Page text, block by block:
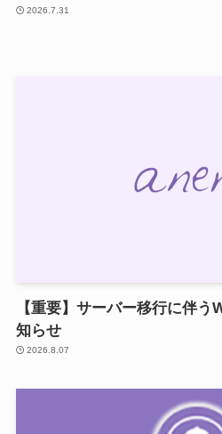
2026.7.31
【重要】サーバー移行に伴
知らせ
2026.8.07